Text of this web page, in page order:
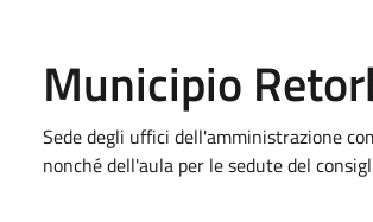
Municipio
Sede degli uffici dell'amministrazione
nonché dell'aula per le sedute del